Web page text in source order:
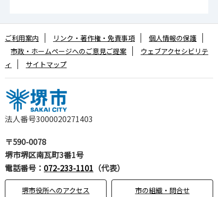
法人番号3000020271403
〒590-0078
堺市堺区南瓦町3番1号
電話番号： 072-233-1101 （代表）
堺市役所へのアクセス 市の組織・問合せ
ご利用案内 リンク・著作権・免責事項
個人情報の保護
市政・ホームページへのご意見ご提案
ウェブアクセシビリテ
ィ
サイトマップ